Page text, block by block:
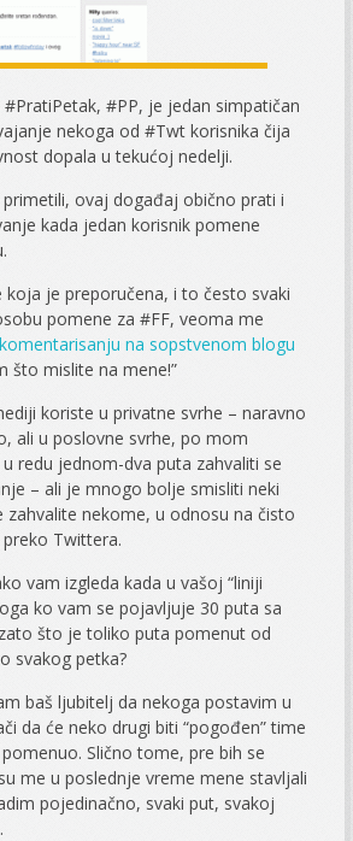
#PratiPetak, #PP, je jedan simpatičan
nekoga od #Twt korisnika čija
dopala u tekućoj nedelji.
ovaj događaj obično prati i
kada jedan korisnik pomene
koja je preporučena, i to često svaki
pomene za #FF, veoma me
komentarisanju na sopstvenom blogu
što mislite na mene!”
koriste u privatne svrhe – naravno
ali u poslovne svrhe, po mom
redu jednom-dva puta zahvaliti se
– ali je mnogo bolje smisliti neki
zahvalite nekome, u odnosu na čisto
Twittera.
vam izgleda kada u vašoj “liniji
ko vam se pojavljuje 30 puta sa
što je toliko puta pomenut od
svakog petka?
baš ljubitelj da nekoga postavim u
da će neko drugi biti “pogođen” time
Slično tome, pre bih se
me u poslednje vreme mene stavljali
pojedinačno, svaki put, svakoj